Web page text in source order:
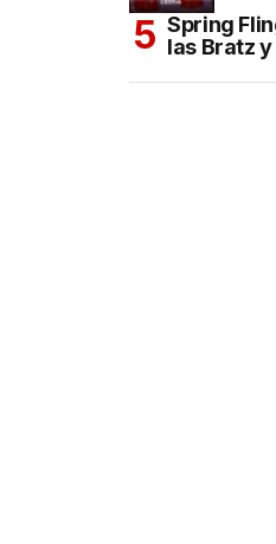
Spring
las Bratz